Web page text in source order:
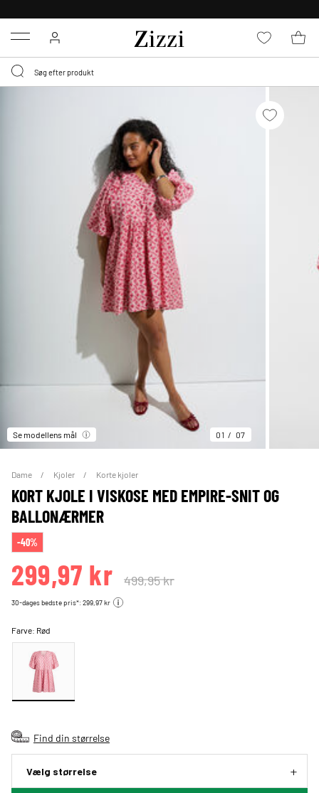
Menu
Se modellens mål 01 07
Dame Kjoler Korte kjoler
KORT KJOLE I VISKOSE MED EMPIRE-SNIT OG
BALLONÆRMER
-40%
299,97 kr 499,95 kr
30-dages bedste pris*: 299,97 kr
Farve: Rød
Find din størrelse
Vælg størrelse